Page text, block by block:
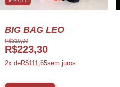
30% OFF
BIG BAG LEO
R$319,00
R$223,30
2x deR$111,65sem juros